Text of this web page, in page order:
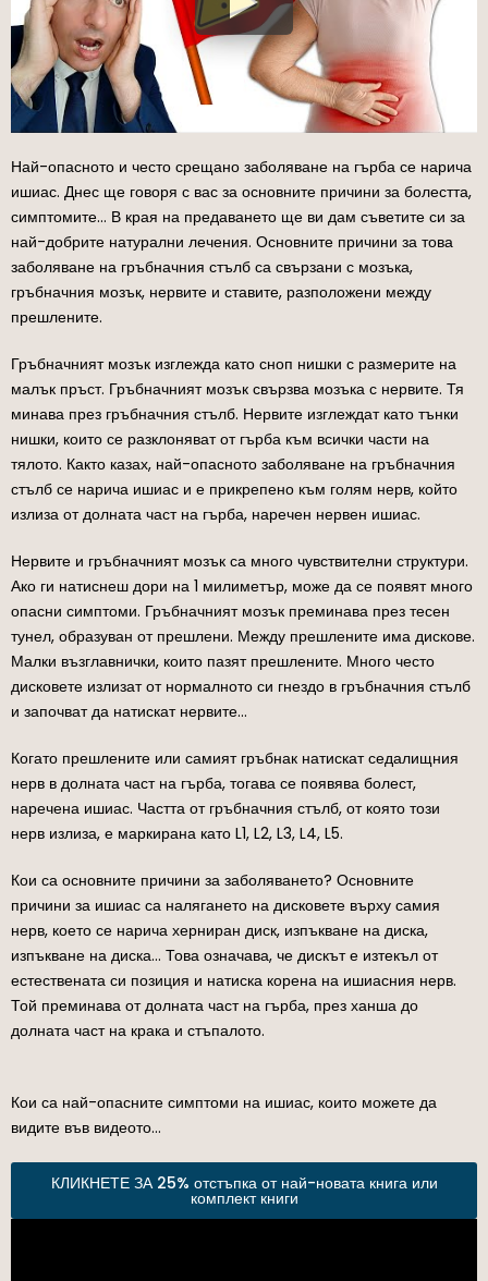
Най-опасното и често срещано заболяване на гърба се нарича
ишиас. Днес ще говоря с вас за основните причини за болестта,
симптомите… В края на предаването ще ви дам съветите си за
най-добрите натурални лечения. Основните причини за това
заболяване на гръбначния стълб са свързани с мозъка,
гръбначния мозък, нервите и ставите, разположени между
прешлените.
Гръбначният мозък изглежда като сноп нишки с размерите на
малък пръст. Гръбначният мозък свързва мозъка с нервите. Тя
минава през гръбначния стълб. Нервите изглеждат като тънки
нишки, които се разклоняват от гърба към всички части на
тялото. Както казах, най-опасното заболяване на гръбначния
стълб се нарича ишиас и е прикрепено към голям нерв, който
излиза от долната част на гърба, наречен нервен ишиас.
Нервите и гръбначният мозък са много чувствителни структури.
Ако ги натиснеш дори на 1 милиметър, може да се появят много
опасни симптоми. Гръбначният мозък преминава през тесен
тунел, образуван от прешлени. Между прешлените има дискове.
Малки възглавнички, които пазят прешлените. Много често
дисковете излизат от нормалното си гнездо в гръбначния стълб
и започват да натискат нервите…
Когато прешлените или самият гръбнак натискат седалищния
нерв в долната част на гърба, тогава се появява болест,
наречена ишиас. Частта от гръбначния стълб, от която този
нерв излиза, е маркирана като L1, L2, L3, L4, L5.
Кои са основните причини за заболяването? Основните
причини за ишиас са налягането на дисковете върху самия
нерв, което се нарича херниран диск, изпъкване на диска,
изпъкване на диска… Това означава, че дискът е изтекъл от
естествената си позиция и натиска корена на ишиасния нерв.
Той преминава от долната част на гърба, през ханша до
долната част на крака и стъпалото.
Кои са най-опасните симптоми на ишиас, които можете да
видите във видеото…
КЛИКНЕТЕ ЗА 25% отстъпка от най-новата книга или
комплект книги